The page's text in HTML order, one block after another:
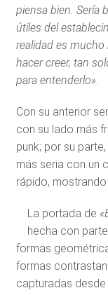
piensa bien. Sería
útiles del
realidad es
hacer creer, tan
para entenderlo».
Con su anterior
con su lado más
punk; por su parte,
más seria con un
rápido,
La portada de
hecha con
formas
formas
capturadas desde